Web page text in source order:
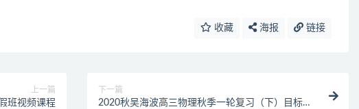
收藏 海报 链接
上一篇
班视频课程
下一篇
2020秋吴海波高三物理秋季一轮复习（下）目标